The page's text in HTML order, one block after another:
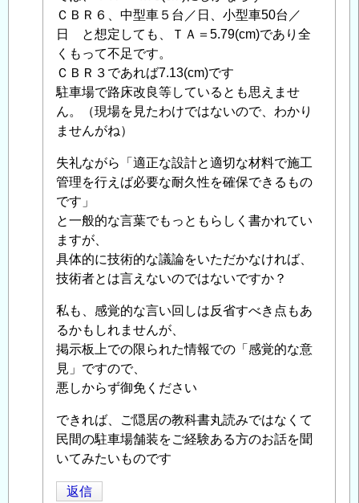
（返
信）
」
へ
の
返
信
ＣＢＲ６、中型車５台／日、小型車50台／
日 と想定しても、ＴＡ＝5.79(cm)であり全
くもって不足です。
ＣＢＲ３であれば7.13(cm)です
駐車場で路床改良等しているとも思えませ
ん。（現場を見たわけではないので、わかり
ませんがね）
失礼ながら「適正な設計と適切な材料で施工
管理を行えば必要な耐久性を確保できるもの
です」
と一般的な言葉でもっともらしく書かれてい
ますが、
具体的に技術的な議論をいただかなければ、
技術者とは言えないのではないですか？
私も、感覚的な言い回しは反省すべき点もあ
るかもしれませんが、
掲示板上での限られた情報での「感覚的な意
見」ですので、
悪しからず御免ください
できれば、ご隠居の教科書丸読みではなくて
民間の駐車場舗装をご経験ある方のお話を聞
いてみたいものです
返信